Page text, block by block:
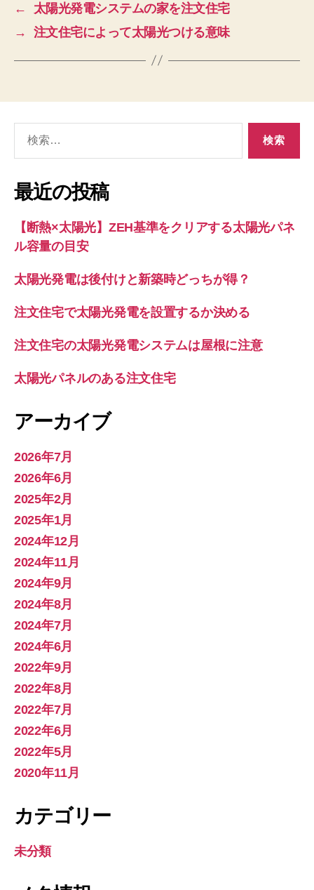
←
太陽光発電システムの家を注文住宅
→
注文住宅によって太陽光つける意味
象:
最近の投稿
【断熱×太陽光】ZEH基準をクリアする太陽光パネ
ル容量の目安
太陽光発電は後付けと新築時どっちが得？
注文住宅で太陽光発電を設置するか決める
注文住宅の太陽光発電システムは屋根に注意
太陽光パネルのある注文住宅
アーカイブ
2026年7月
2026年6月
2025年2月
2025年1月
2024年12月
2024年11月
2024年9月
2024年8月
2024年7月
2024年6月
2022年9月
2022年8月
2022年7月
2022年6月
2022年5月
2020年11月
カテゴリー
未分類